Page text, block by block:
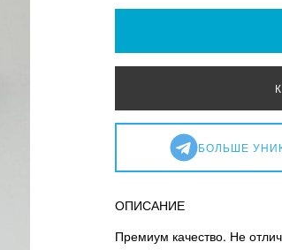
БОЛЬШЕ
ОПИСАНИЕ
Премиум качество. Не